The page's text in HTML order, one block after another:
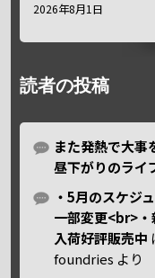
2026年8月1日
読者の投稿
また発熱で大事
昼下がりのライ
・5月のスケジ
一部変更<br>
入荷好評販売中
foundries より